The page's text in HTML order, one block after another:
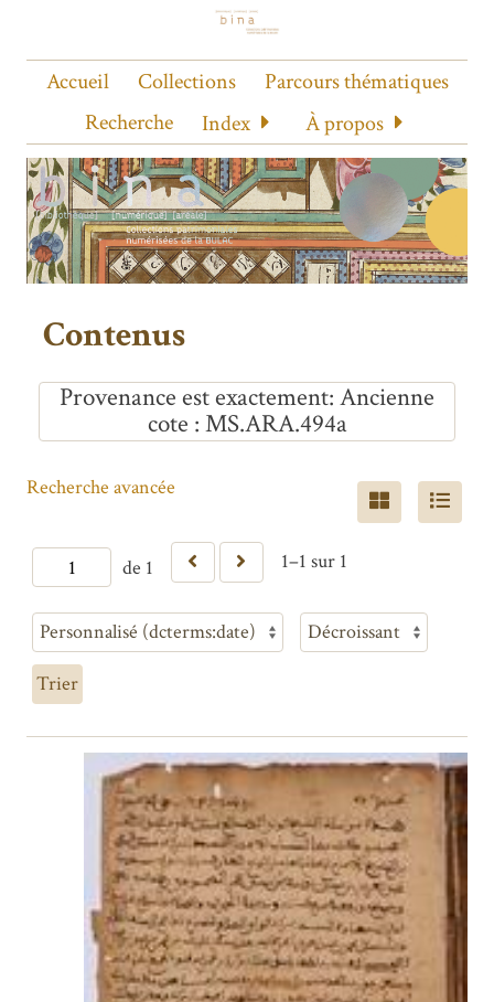
Accueil Collections
Parcours thématiques
Recherche
Index À propos
Contenus
Provenance est exactement Ancienne
cote : MS.ARA.494a
de 1 1–1 sur 1
Recherche avancée
Trier